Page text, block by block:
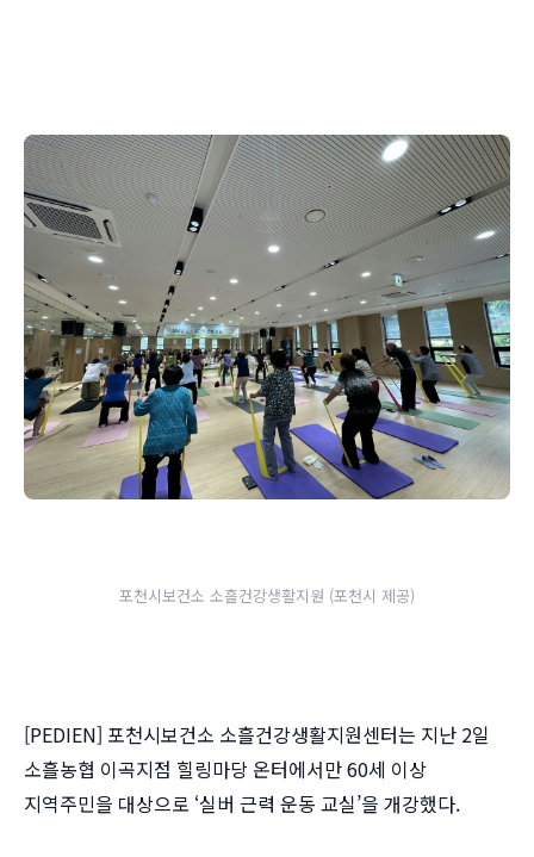
포천시보건소 소흘건강생활지원 (포천시 제공)
[PEDIEN] 포천시보건소 소흘건강생활지원센터는 지난 2일
소흘농협 이곡지점 힐링마당 온터에서만 60세 이상
지역주민을 대상으로 ‘실버 근력 운동 교실’을 개강했다.